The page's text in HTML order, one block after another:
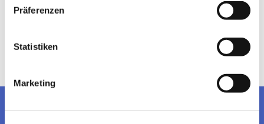
Präferenzen
Statistiken
Marketing